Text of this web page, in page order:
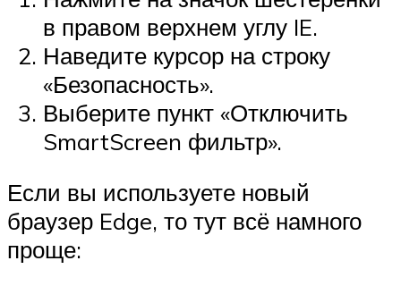
в правом верхнем углу IE.
Наведите курсор на строку
«Безопасность».
Выберите пункт «Отключить
SmartScreen фильтр».
Если вы используете новый
браузер Edge, то тут всё намного
проще: